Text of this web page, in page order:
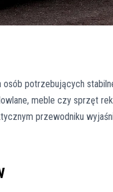
potrzebujących
meble czy sprzęt
przewodniku